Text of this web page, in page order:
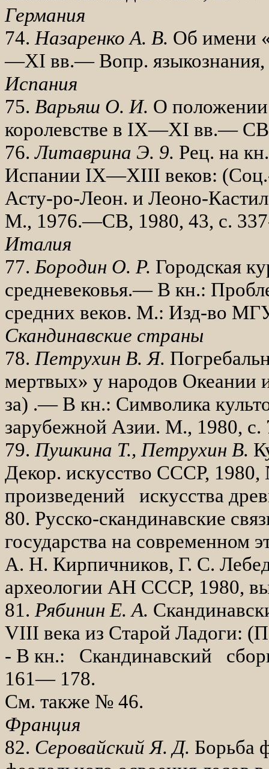
Германия
74. Назаренко А. В. Об имени
—XI вв.— Вопр.
Испания
75. Варьяш О. И. О положении
королевстве в IX—XI вв.— СВ,
76.Литаврина Э. 9. Рец. на
Испа­нии IX—XIII веков:
Асту-ро-Леон. и Леоно-
М., 1976.—СВ, 1980, 43, с.
Италия
77. Бородин О. Р. Городская
сред­невековья.— В кн.:
средних веков. М.: Изд-во
Скандинавские страны
78. Петрухин В. Я.
мертвых» у народов
за) .— В кн.: Символика
зарубежной Азии. М., 1980,
79. Пушкина Т., Петрухин В.
Декор. искусство СССР,
произведений ис­кусства
80. Русско-скандинавские
государства на современном
А. Н. Кирпичников, Г. С.
археологии АН СССР, 1980,
81. Рябинин Е. А.
VIII века из Старой Ладоги:
- В кн.: Скандинавский
161— 178.
См. также № 46.
Франция
82. Серовайский Я. Д. Борьба